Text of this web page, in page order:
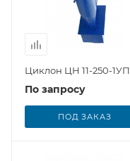
Циклон ЦН 11-250-1УП
По запросу
ПОД ЗАКАЗ